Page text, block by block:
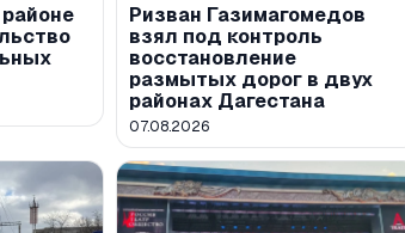
Ризван Газимагомедов
взял под контроль
восстановление
размытых дорог в двух
районах Дагестана
07.08.2026